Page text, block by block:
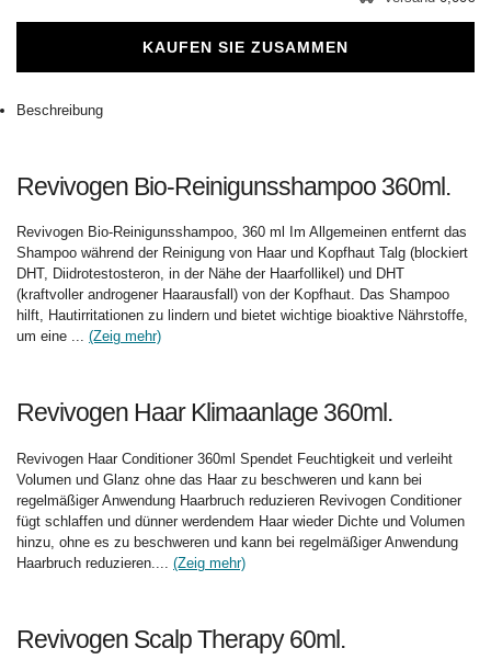
KAUFEN SIE ZUSAMMEN
Beschreibung
Revivogen Bio-Reinigunsshampoo 360ml.
Revivogen Bio-Reinigunsshampoo, 360 ml Im Allgemeinen entfernt das
Shampoo während der Reinigung von Haar und Kopfhaut Talg (blockiert
DHT, Diidrotestosteron, in der Nähe der Haarfollikel) und DHT
(kraftvoller androgener Haarausfall) von der Kopfhaut. Das Shampoo
hilft, Hautirritationen zu lindern und bietet wichtige bioaktive Nährstoffe,
um eine ... (Zeig mehr)
Revivogen Haar Klimaanlage 360ml.
Revivogen Haar Conditioner 360ml Spendet Feuchtigkeit und verleiht
Volumen und Glanz ohne das Haar zu beschweren und kann bei
regelmäßiger Anwendung Haarbruch reduzieren Revivogen Conditioner
fügt schlaffen und dünner werdendem Haar wieder Dichte und Volumen
hinzu, ohne es zu beschweren und kann bei regelmäßiger Anwendung
Haarbruch reduzieren.... (Zeig mehr)
Revivogen Scalp Therapy 60ml.